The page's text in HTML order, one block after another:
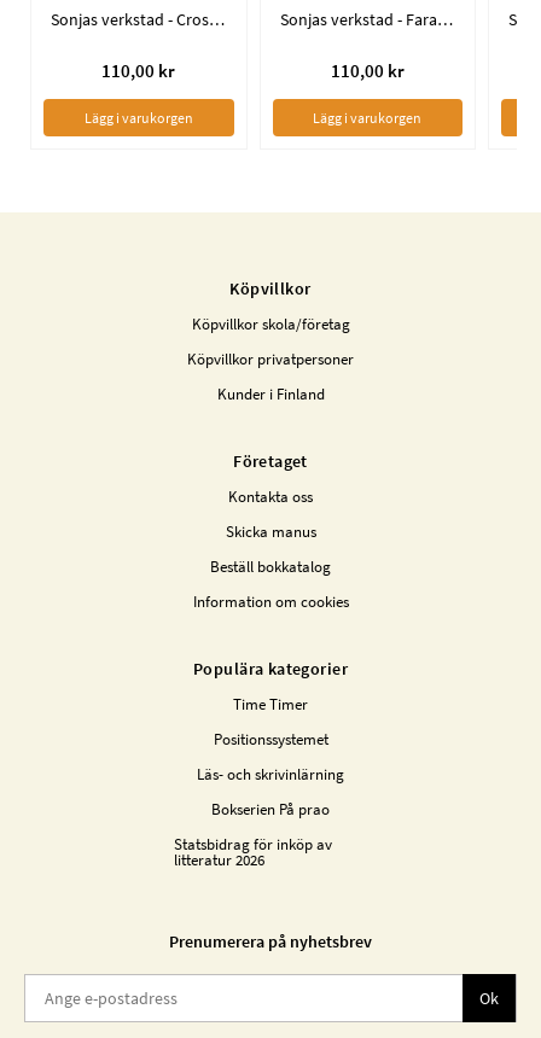
Sonjas verkstad - Crossbanan
110,00 kr
Lägg i varukorgen
Sonjas verkstad - Fara på sjön
110,00 kr
Lägg i varukorgen
Köpvillkor
Köpvillkor skola/företag
Köpvillkor privatpersoner
Kunder i Finland
Företaget
Kontakta oss
Skicka manus
Beställ bokkatalog
Information om cookies
Populära kategorier
Time Timer
Positionssystemet
Läs- och skrivinlärning
Bokserien På prao
Statsbidrag för inköp av
litteratur 2026
Prenumerera på nyhetsbrev
Ok